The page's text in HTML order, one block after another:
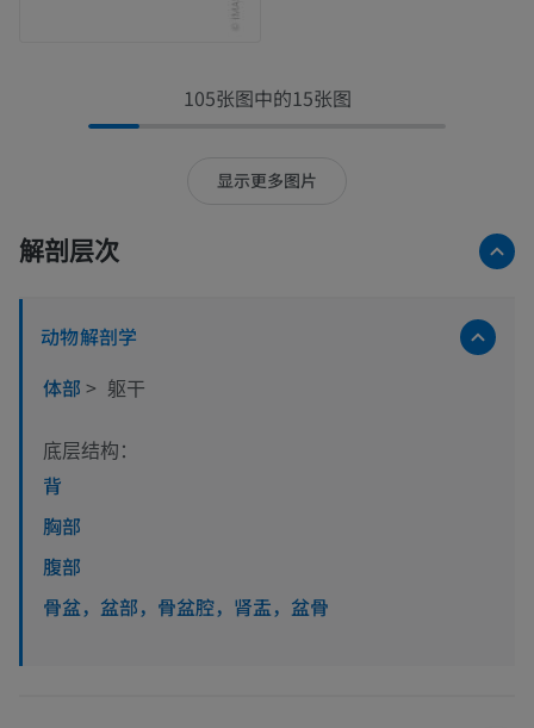
105张图中的15张图
显示更多图片
解剖层次
动物解剖学
体部 > 躯干
底层结构：
背
胸部
腹部
骨盆，盆部，骨盆腔，肾盂，盆骨